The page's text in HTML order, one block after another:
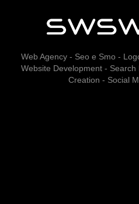
Web Agency - Seo e Smo -
Website Development -
Creation - Social